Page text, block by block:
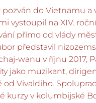
do Vietnamu
vystoupil na XIV.
přímo od vlády
představil
wanu v říjnu 2017,
jako muzikant,
Vivaldiho.
kurzy v kolumbijské